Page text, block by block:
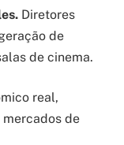
Diretores
de
de cinema.
real,
de